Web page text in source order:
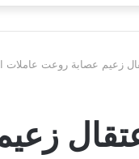
زعيم عصابة روعت عاملات